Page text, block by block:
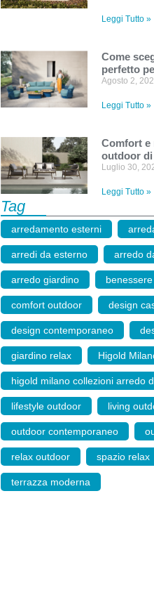
Leggi Tutto »
Come
perfetto
Agosto 2,
Leggi Tutto »
Comfort e
outdoor
Luglio 30,
Leggi Tutto »
Tag
arredamento esterni
arredi da esterno arredo
arredo giardino
comfort outdoor design
design contemporaneo
giardino relax Higold
higold milano collezioni arredo
lifestyle outdoor living
outdoor contemporaneo
relax outdoor spazio relax
terrazza moderna